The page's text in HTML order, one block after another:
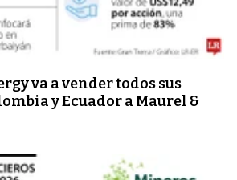
va a vender todos sus
y Ecuador a Maurel &